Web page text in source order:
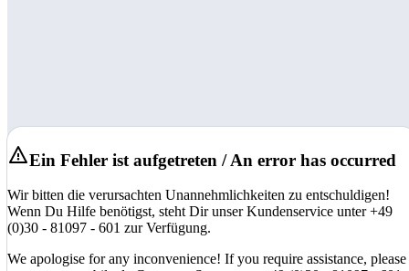
Ein Fehler ist aufgetreten / An error has occurred
Wir bitten die verursachten Unannehmlichkeiten zu entschuldigen!
Wenn Du Hilfe benötigst, steht Dir unser Kundenservice unter +49
(0)30 - 81097 - 601 zur Verfügung.
We apologise for any inconvenience! If you require assistance, please